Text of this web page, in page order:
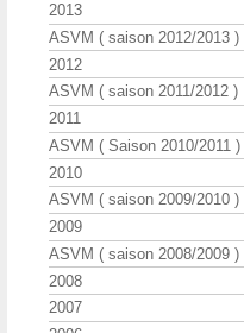
2013
ASVM ( saison 2012/2013 )
2012
ASVM ( saison 2011/2012 )
2011
ASVM ( Saison 2010/2011 )
2010
ASVM ( saison 2009/2010 )
2009
ASVM ( saison 2008/2009 )
2008
2007